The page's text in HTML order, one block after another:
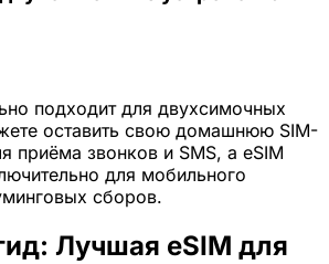
подходит для двухсимочных
оставить свою домашнюю SIM-
приёма звонков и SMS, а eSIM
для мобильного
сборов.
Лучшая eSIM для